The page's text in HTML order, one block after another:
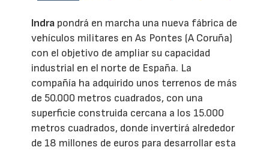
Indra pondrá en marcha una nueva fábrica de
vehículos militares en As Pontes (A Coruña)
con el objetivo de ampliar su capacidad
industrial en el norte de España. La
compañía ha adquirido unos terrenos de más
de 50.000 metros cuadrados, con una
superficie construida cercana a los 15.000
metros cuadrados, donde invertirá alrededor
de 18 millones de euros para desarrollar esta